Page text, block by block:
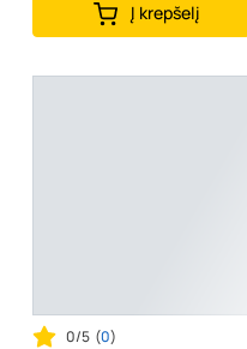
Į krepšelį
0/5 (0)